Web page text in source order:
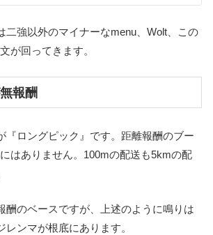
二強以外のマイナーなmenu、Wolt、この
が回ってきます。
報酬
『ロングピック』です。距離報酬のブー
はありません。100mの配送も5kmの配
酬のベースですが、上述のように鳴りは
ンマが根底にあります。